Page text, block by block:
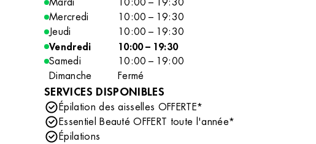
Mercredi
10:00 – 19:30
Jeudi
10:00 – 19:30
Vendredi
10:00 – 19:30
Samedi
10:00 – 19:00
Dimanche
Fermé
SERVICES DISPONIBLES
Épilation des aisselles OFFERTE*
Essentiel Beauté OFFERT toute l'année*
Épilations